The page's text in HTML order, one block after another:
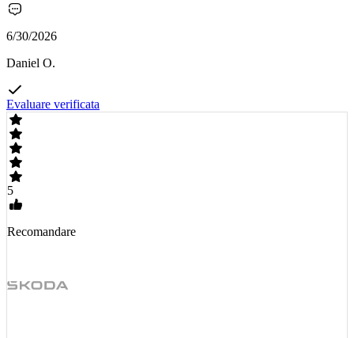
6/30/2026
Daniel O.
Evaluare verificata
5
Recomandare